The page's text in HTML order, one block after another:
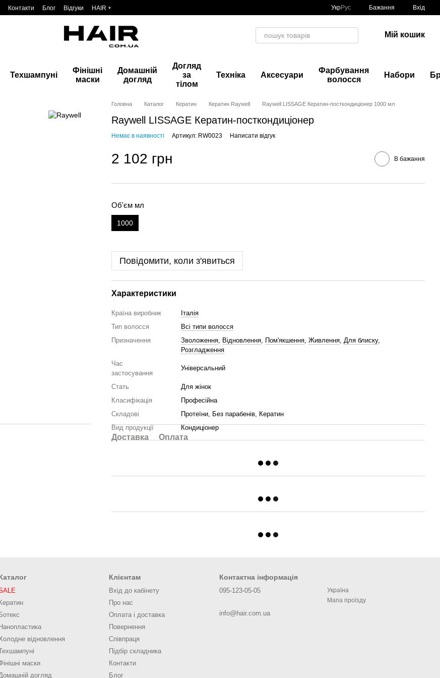
Контакти Блог Відгуки HAIR + УкрРус Бажання Вхід
Мій кошик
Техшампуні
Фінішні
маски
Домашній
догляд
Догляд
за
тілом
Техніка Аксесуари
Фарбування
волосся
Набори
Головна Каталог Кератин Кератин Raywell Raywell LISSAGE Кератин-посткондиціонер 1000 мл
Raywell LISSAGE Кератин-посткондиціонер
Немає в наявності Артикул: RW0023 Написати відгук
2 102 грн В бажання
Об'єм мл
1000
Повідомити, коли з'явиться
Характеристики
Країна виробник
Італія
Тип волосся
Всі типи волосся
Призначення
Зволоження, Відновлення, Пом'якшення, Живлення, Для блиску,
Розгладження
Час
застосування
Універсальний
Стать
Для жінок
Класифікація
Професійна
Складові
Протеїни, Без парабенів, Кератин
Вид продукції
Кондиціонер
Доставка Оплата
Кератин
Ботекс
Нанопластика
відновлення
маски
догляд
Клієнтам
Вхід до кабінету
Про нас
Оплата і доставка
Повернення
Співпраця
Підбір складника
Контакти
Блог
Контактна інформація
095-123-05-05
info@hair.com.ua
Україна
Мапа проїзду